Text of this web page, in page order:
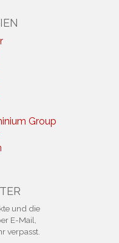
Group
und die
E-Mail,
verpasst.